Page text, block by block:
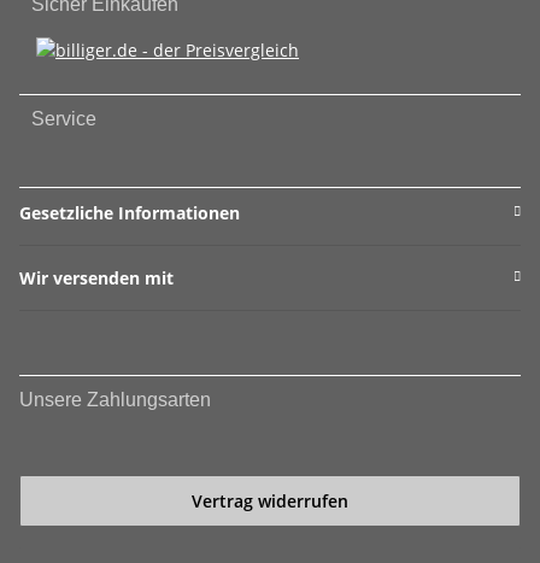
Service
Gesetzliche Informationen
Wir versenden mit
Unsere Zahlungsarten
Vertrag widerrufen